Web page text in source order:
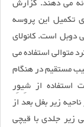
تکمیل این پروسه
دوبل است. کانولای
متوالی استفاده می
مستقیم در هنگام
استفاده از شِیوِر
زیر بغل بعد از
زیر جلدی با قیچی